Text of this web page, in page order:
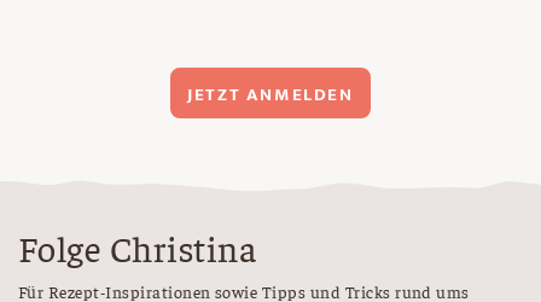
JETZT ANMELDEN
Folge Christina
Für Rezept-Inspirationen sowie Tipps und Tricks rund ums